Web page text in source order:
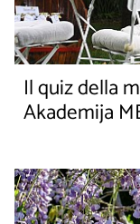
Il quiz della
Akademija